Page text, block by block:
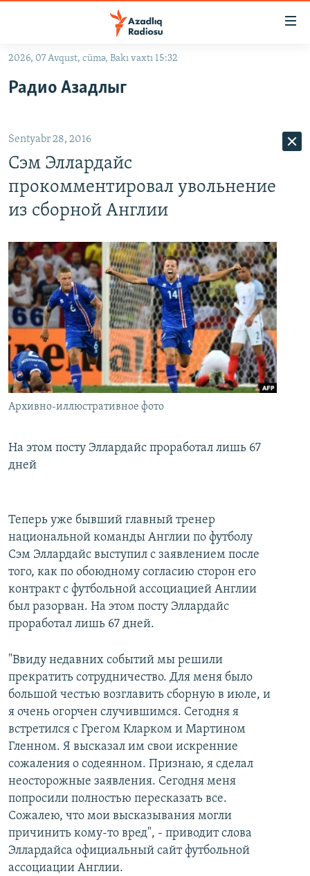
Əsas
qayıt
qayıt
Axtarışa
#İZAHLA
#ƏSLINDƏ
QANUNI DOĞRU
ARAŞDIRMA
MULTIMEDIA
VIDEO
FOTOQALEREYA
İNFOQRAFIKA
KARIKATURA
RADIO ARXIV
OXU ZALI
AZƏRBAYCAN ƏDƏBIYYATI KITABXANASI
İSLAM VƏ DEMOKRATIYA
İZ - MƏDƏNIYYƏT PROQRAMI
HAQQIMIZDA
MISSIYAMIZ
PEŞƏ ETIKASI VƏ JURNALISTIKA STANDARTLARIMIZ
MATERIALLARIMIZDAN ISTIFADƏ
AZADLIQRADIOSU MOBIL TELEFONUNUZDA
XƏBƏR BÜLLETENLƏRIMIZ
BIZI IZLƏ
RFE/RL-in bütün saytları
2026, 07 Avqust, cümə, Bakı vaxtı 15:32
Радио Азадлыг
Sentyabr 28, 2016
Сэм Эллардайс
прокомментировал увольнение
из сборной Англии
Архивно-иллюстративное фото
На этом посту Эллардайс проработал лишь 67
дней
Теперь уже бывший главный тренер
национальной команды Англии по футболу
Сэм Эллардайс выступил с заявлением после
того, как по обоюдному согласию сторон его
контракт с футбольной ассоциацией Англии
был разорван. На этом посту Эллардайс
проработал лишь 67 дней.
"Ввиду недавних событий мы решили
прекратить сотрудничество. Для меня было
большой честью возглавить сборную в июле, и
я очень огорчен случившимся. Сегодня я
встретился с Грегом Кларком и Мартином
Гленном. Я высказал им свои искренние
сожаления о содеянном. Признаю, я сделал
неосторожные заявления. Сегодня меня
попросили полностью пересказать все.
Сожалею, что мои высказывания могли
причинить кому-то вред", - приводит слова
Эллардайса официальный сайт футбольной
ассоциации Англии.